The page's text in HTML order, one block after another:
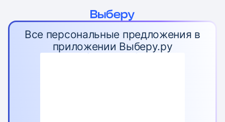
Все персональные предложения в
приложении Выберу.ру